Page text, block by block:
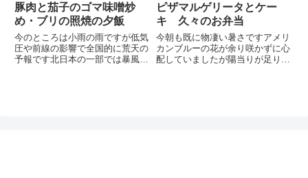
豚肉と茄子のゴマ味噌炒
め・ブリの照焼の夕飯
今のところは小雨の雨ですが低気
圧や前線の影響で全国的に荒天の
予報です北日本の一部では暴風警
ピザマルゲリータとケー
キ 久々のお弁当
今朝も既に物凄い暑さですアメリ
カンブルーの花が余り咲かずに心
配していましたが陽当りが足りな